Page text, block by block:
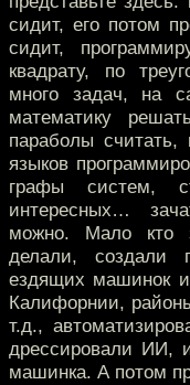
сидит, его потом
сидит,
квадрату, по
много задач, на
математику
параболы
языков
графы систем,
интересных…
можно. Мало кто
делали, создали
ездящих машинок
Калифорнии,
т.д.,
дрессировали ИИ,
машинка. А потом